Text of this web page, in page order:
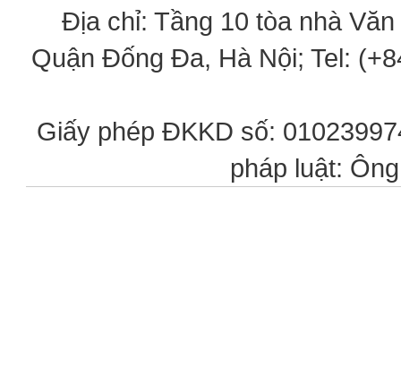
Địa chỉ: Tầng 10 tòa nhà
Quận Đống Đa, Hà Nội; Tel:
Giấy phép ĐKKD số:
pháp luật: